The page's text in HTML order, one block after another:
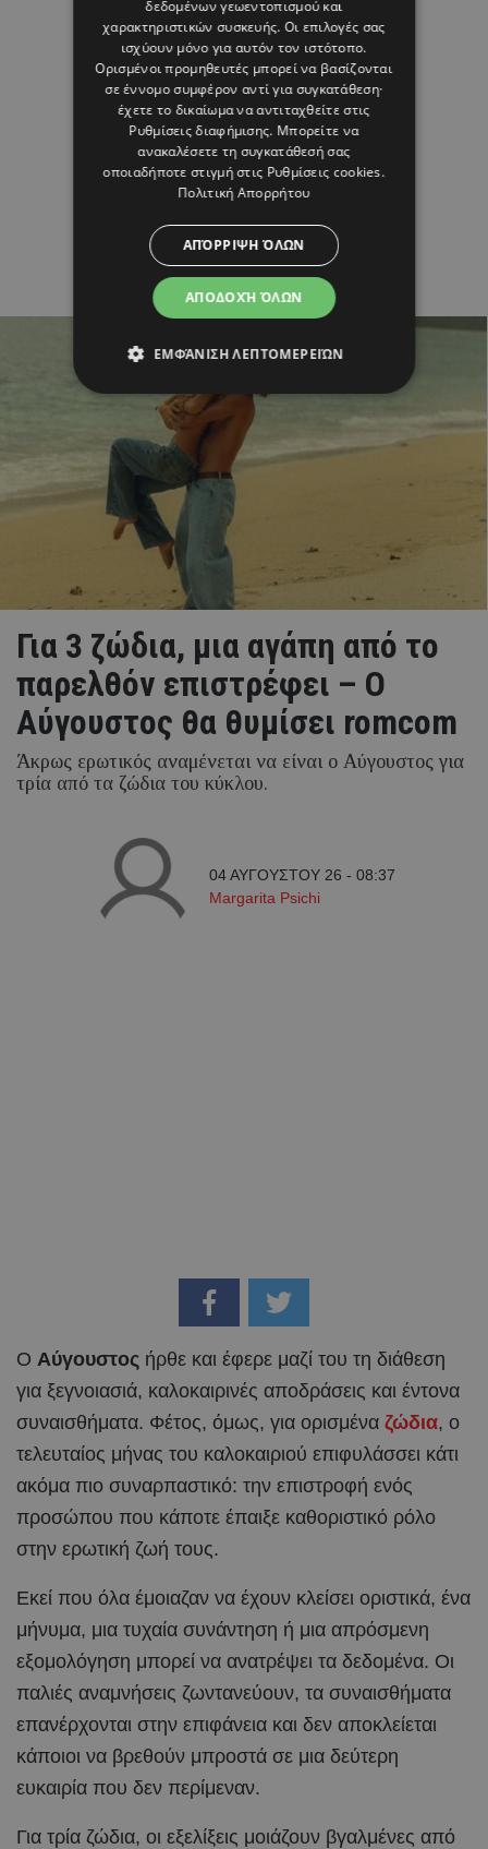
Για 3 ζώδια, μια αγάπη από το
παρελθόν επιστρέφει – Ο
Αύγουστος θα θυμίσει romcom
Άκρως ερωτικός αναμένεται να είναι ο Αύγουστος για
τρία από τα ζώδια του κύκλου.
04 ΑΥΓΟΥΣΤΟΥ 26 - 08:37
Margarita Psichi
Ο Αύγουστος ήρθε και έφερε μαζί του τη διάθεση
για ξεγνοιασιά, καλοκαιρινές αποδράσεις και έντονα
συναισθήματα. Φέτος, όμως, για ορισμένα ζώδια, ο
τελευταίος μήνας του καλοκαιριού επιφυλάσσει κάτι
ακόμα πιο συναρπαστικό: την επιστροφή ενός
προσώπου που κάποτε έπαιξε καθοριστικό ρόλο
στην ερωτική ζωή τους.
Εκεί που όλα έμοιαζαν να έχουν κλείσει οριστικά, ένα
μήνυμα, μια τυχαία συνάντηση ή μια απρόσμενη
εξομολόγηση μπορεί να ανατρέψει τα δεδομένα. Οι
παλιές αναμνήσεις ζωντανεύουν, τα συναισθήματα
επανέρχονται στην επιφάνεια και δεν αποκλείεται
κάποιοι να βρεθούν μπροστά σε μια δεύτερη
ευκαιρία που δεν περίμεναν.
Για τρία ζώδια, οι εξελίξεις μοιάζουν βγαλμένες από
δεδομένων γεωεντοπισμού και
χαρακτηριστικών συσκευής. Οι επιλογές σας
ισχύουν μόνο για αυτόν τον ιστότοπο.
Ορισμένοι προμηθευτές μπορεί να βασίζονται
σε έννομο συμφέρον αντί για συγκατάθεση·
έχετε το δικαίωμα να αντιταχθείτε στις
Ρυθμίσεις διαφήμισης. Μπορείτε να
ανακαλέσετε τη συγκατάθεσή σας
οποιαδήποτε στιγμή στις Ρυθμίσεις cookies.
Πολιτική Απορρήτου
ΑΠΟΔΟΧΉ ΌΛΩΝ
ΑΠΌΡΡΙΨΗ ΌΛΩΝ
ΕΜΦΆΝΙΣΗ ΛΕΠΤΟΜΕΡΕΙΏΝ